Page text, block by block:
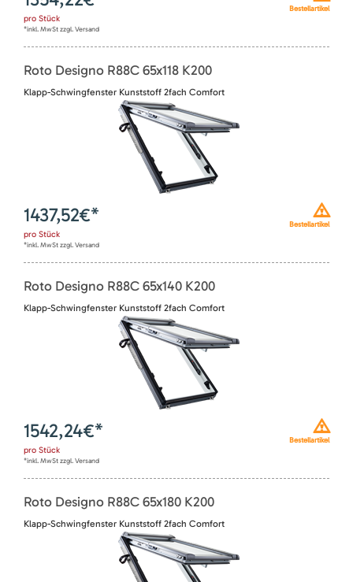
Bestellartikel
pro Stück
*inkl. MwSt zzgl. Versand
Roto Designo R88C 65x118 K200
Klapp-Schwingfenster Kunststoff 2fach Comfort
Bestellartikel
1437,52€*
pro Stück
*inkl. MwSt zzgl. Versand
Roto Designo R88C 65x140 K200
Klapp-Schwingfenster Kunststoff 2fach Comfort
Bestellartikel
1542,24€*
pro Stück
*inkl. MwSt zzgl. Versand
Roto Designo R88C 65x180 K200
Klapp-Schwingfenster Kunststoff 2fach Comfort